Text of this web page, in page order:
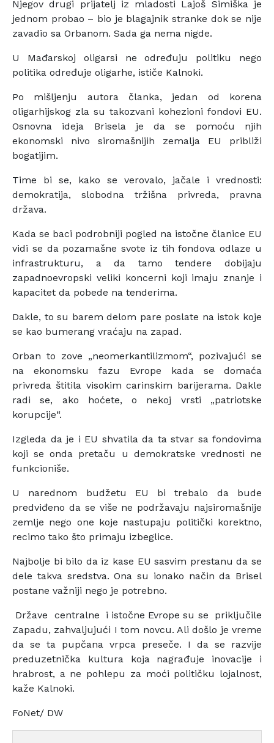
Njegov drugi prijatelj iz mladosti Lajoš Simiška je
jednom probao – bio je blagajnik stranke dok se nije
zavadio sa Orbanom. Sada ga nema nigde.
U Mađarskoj oligarsi ne određuju politiku nego
politika određuje oligarhe, ističe Kalnoki.
Po mišljenju autora članka, jedan od korena
oligarhijskog zla su takozvani kohezioni fondovi EU.
Osnovna ideja Brisela je da se pomoću njih
ekonomski nivo siromašnijih zemalja EU približi
bogatijim.
Time bi se, kako se verovalo, jačale i vrednosti:
demokratija, slobodna tržišna privreda, pravna
država.
Kada se baci podrobniji pogled na istočne članice EU
vidi se da pozamašne svote iz tih fondova odlaze u
infrastrukturu, a da tamo tendere dobijaju
zapadnoevropski veliki koncerni koji imaju znanje i
kapacitet da pobede na tenderima.
Dakle, to su barem delom pare poslate na istok koje
se kao bumerang vraćaju na zapad.
Orban to zove „neomerkantilizmom“, pozivajući se
na ekonomsku fazu Evrope kada se domaća
privreda štitila visokim carinskim barijerama. Dakle
radi se, ako hoćete, o nekoj vrsti „patriotske
korupcije“.
Izgleda da je i EU shvatila da ta stvar sa fondovima
koji se onda pretaču u demokratske vrednosti ne
funkcioniše.
U narednom budžetu EU bi trebalo da bude
predviđeno da se više ne podržavaju najsiromašnije
zemlje nego one koje nastupaju politički korektno,
recimo tako što primaju izbeglice.
Najbolje bi bilo da iz kase EU sasvim prestanu da se
dele takva sredstva. Ona su ionako način da Brisel
postane važniji nego je potrebno.
Države centralne i istočne Evrope su se priključile
Zapadu, zahvaljujući I tom novcu. Ali došlo je vreme
da se ta pupčana vrpca preseče. I da se razvije
preduzetnička kultura koja nagrađuje inovacije i
hrabrost, a ne pohlepu za moći političku lojalnost,
kaže Kalnoki.
FoNet/ DW